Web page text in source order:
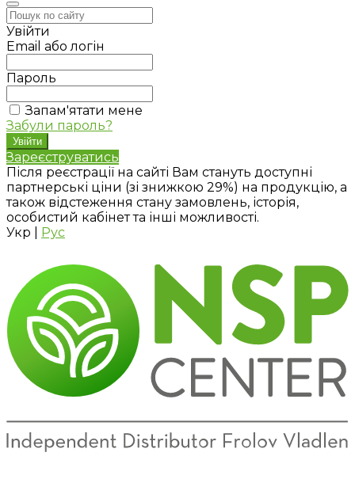
Увійти
Email або логін
Пароль
Запам'ятати мене
Забули пароль?
Зареєструватись
Після реєстрації на сайті Вам стануть доступні
партнерські ціни (зі знижкою 29%) на продукцію, а
також відстеження стану замовлень, історія,
особистий кабінет та інші можливості.
Укр
Рус